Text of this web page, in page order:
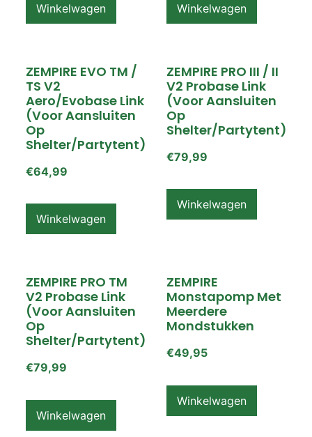
Winkelwagen Winkelwagen
ZEMPIRE EVO TM /
TS V2
Aero/Evobase Link
(voor Aansluiten
Op
Shelter/partytent)
€64,99
Winkelwagen
ZEMPIRE PRO III / II
V2 Probase Link
(voor Aansluiten
Op
Shelter/partytent)
€79,99
Winkelwagen
ZEMPIRE PRO TM
V2 Probase Link
(voor Aansluiten
Op
Shelter/partytent)
€79,99
Winkelwagen
ZEMPIRE
Monstapomp Met
Meerdere
Mondstukken
€49,95
Winkelwagen